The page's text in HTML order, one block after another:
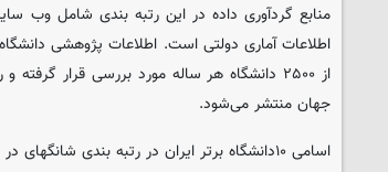
منابع گردآوری داده در این رتبه بندی شامل وب
جهان منتشر می‌شود.
اسامی ۱۰دانشگاه برتر ایران در رتبه بندی شانگهای در جدول زیر آورده شده است: